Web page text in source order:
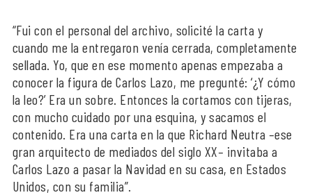
“Fui con el personal del archivo, solicité la carta y
cuando me la entregaron venía cerrada, completamente
sellada. Yo, que en ese momento apenas empezaba a
conocer la figura de Carlos Lazo, me pregunté: ‘¿Y cómo
la leo?’ Era un sobre. Entonces la cortamos con tijeras,
con mucho cuidado por una esquina, y sacamos el
contenido. Era una carta en la que Richard Neutra –ese
gran arquitecto de mediados del siglo XX– invitaba a
Carlos Lazo a pasar la Navidad en su casa, en Estados
Unidos, con su familia”.